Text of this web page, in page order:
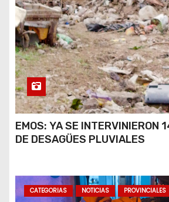
EMOS: YA SE INTERVINIERON
DE DESAGÜES PLUVIALES
CATEGORIAS NOTICIAS PROVINCIALES